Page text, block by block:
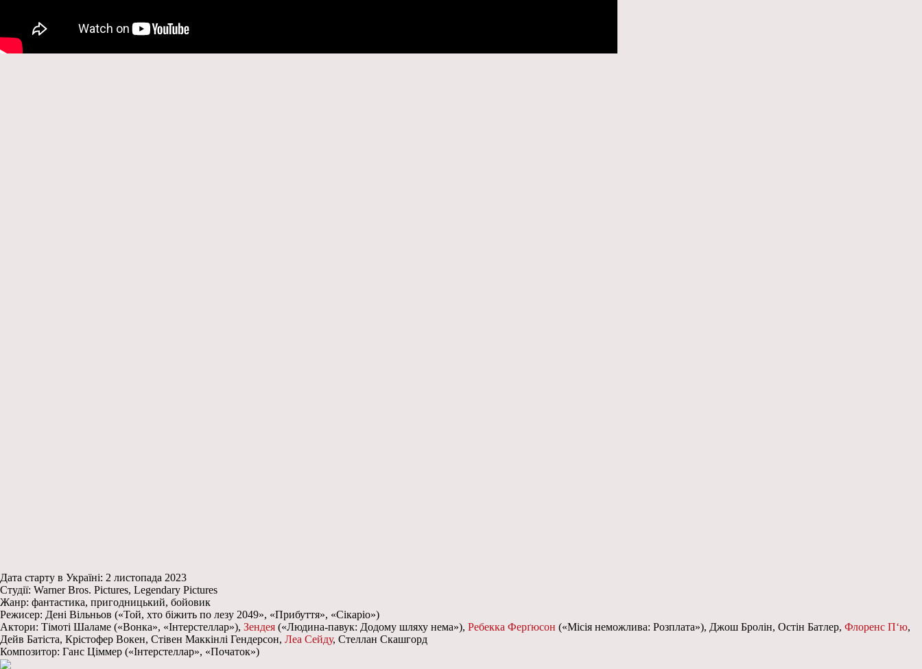
Дата старту в Україні: 2 листопада 2023
Студії: Warner Bros. Pictures, Legendary Pictures
Жанр: фантастика, пригодницький, бойовик
Режисер: Дені Вільньов («Той, хто біжить по лезу 2049», «Прибуття», «Сікаріо»)
Актори: Тімоті Шаламе («Вонка», «Інтерстеллар»), Зендея («Людина-павук: Додому шляху нема»), Ребекка Ферґюсон («Місія неможлива: Розплата»), Джош Бролін, Остін Батлер, Флоренс П‘ю,
Дейв Батіста, Крістофер Вокен, Стівен Маккінлі Гендерсон, Леа Сейду, Стеллан Скашгорд
Композитор: Ганс Ціммер («Інтерстеллар», «Початок»)